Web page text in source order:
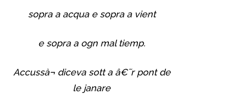
sopra a acqua e sopra a vient
e sopra a ogn mal tiemp.
Accussà¬ diceva sott a â€˜r pont de
le janare